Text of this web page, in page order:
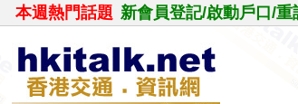
本週熱門話題 新會員登記/啟動戶口/重